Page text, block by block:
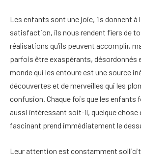
Les enfants sont une joie, ils donnent à
satisfaction, ils nous rendent fiers de
réalisations qu’ils peuvent accomplir,
parfois être exaspérants, désordonnés
monde qui les entoure est une source
découvertes et de merveilles qui les
confusion. Chaque fois que les enfants
aussi intéressant soit-il, quelque chose
fascinant prend immédiatement le
Leur attention est constamment